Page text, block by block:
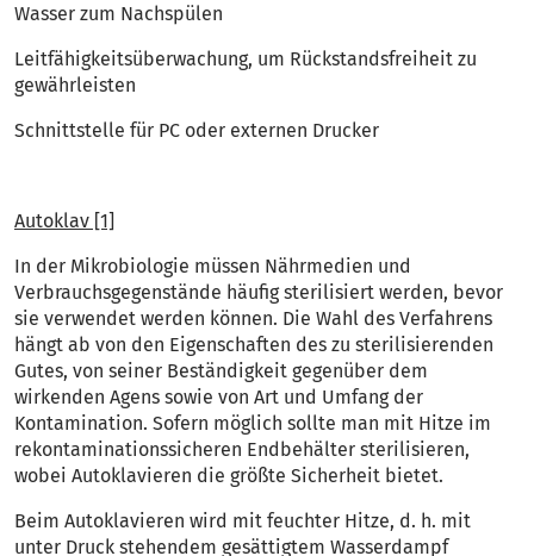
Wasser zum Nachspülen
Leitfähigkeitsüberwachung, um Rückstandsfreiheit zu
gewährleisten
Schnittstelle für PC oder externen Drucker
Autoklav [1]
In der Mikrobiologie müssen Nährmedien und
Verbrauchsgegenstände häufig sterilisiert werden, bevor
sie verwendet werden können. Die Wahl des Verfahrens
hängt ab von den Eigenschaften des zu sterilisierenden
Gutes, von seiner Beständigkeit gegenüber dem
wirkenden Agens sowie von Art und Umfang der
Kontamination. Sofern möglich sollte man mit Hitze im
rekontaminationssicheren Endbehälter sterilisieren,
wobei Autoklavieren die größte Sicherheit bietet.
Beim Autoklavieren wird mit feuchter Hitze, d. h. mit
unter Druck stehendem gesättigtem Wasserdampf